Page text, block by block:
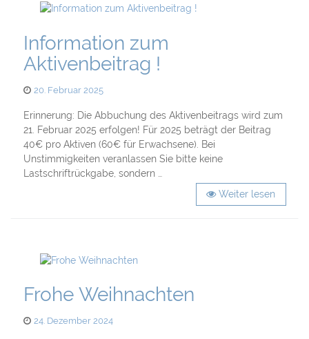
Information zum
Aktivenbeitrag !
Posted
20. Februar 2025
Erinnerung: Die Abbuchung des Aktivenbeitrags wird zum
21. Februar 2025 erfolgen! Für 2025 beträgt der Beitrag
40€ pro Aktiven (60€ für Erwachsene). Bei
Unstimmigkeiten veranlassen Sie bitte keine
Lastschriftrückgabe, sondern …
Weiter lesen
Frohe Weihnachten
Posted
24. Dezember 2024